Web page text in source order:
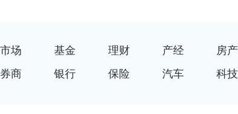
市场 基金 理财 产经 房产
券商 银行 保险 汽车 科技